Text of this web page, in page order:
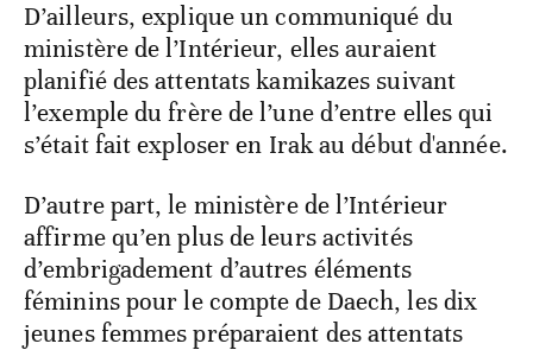
D’ailleurs, explique un communiqué du
ministère de l’Intérieur, elles auraient
planifié des attentats kamikazes suivant
l’exemple du frère de l’une d’entre elles qui
s’était fait exploser en Irak au début d'année.
D’autre part, le ministère de l’Intérieur
affirme qu’en plus de leurs activités
d’embrigadement d’autres éléments
féminins pour le compte de Daech, les dix
jeunes femmes préparaient des attentats